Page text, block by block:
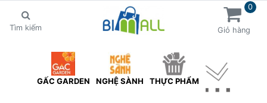
Tìm kiếm
0
Giỏ hàng
GẤC GARDEN NGHỆ SÀNH THỰC PHẨM